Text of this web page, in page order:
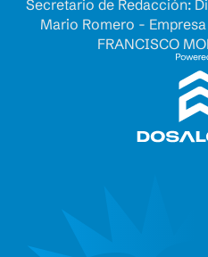
Secretario de Redacción:
Mario Romero -
FRANCISCO